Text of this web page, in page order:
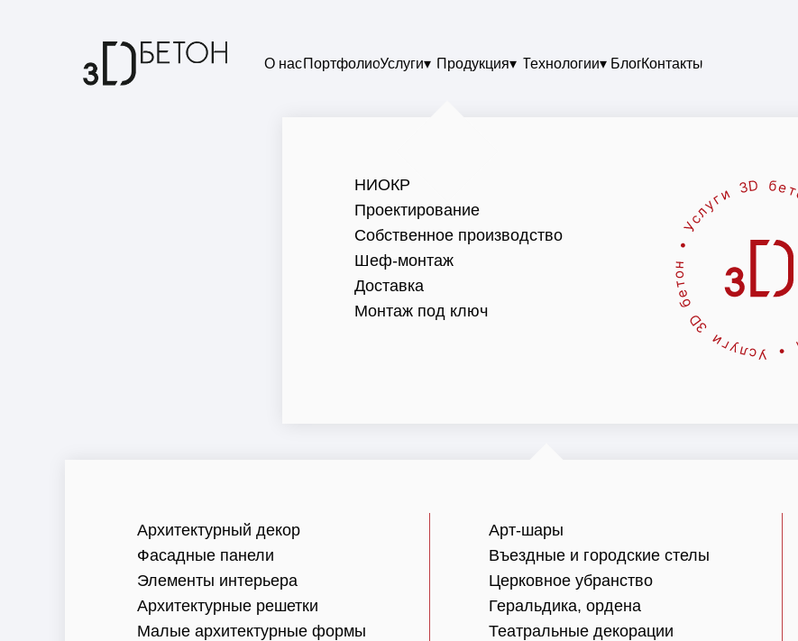
О насПортфолиоУслуги▾ Продукция▾ Технологии▾ БлогКонтакты
НИОКР
Проектирование
Собственное производство
Шеф-монтаж
Доставка
Монтаж под ключ
Арт-шары
Въездные и городские стелы
Церковное убранство
Геральдика, ордена
Театральные декорации
Архитектурный декор
Фасадные панели
Элементы интерьера
Архитектурные решетки
Малые архитектурные формы